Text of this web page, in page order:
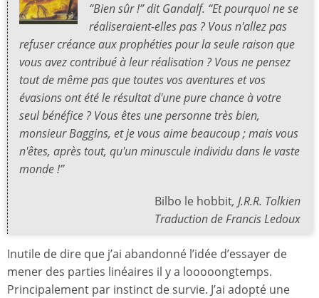
“Bien sûr !” dit Gandalf. “Et pourquoi ne se
réaliseraient-elles pas ? Vous n'allez pas
refuser créance aux prophéties pour la seule raison que
vous avez contribué à leur réalisation ? Vous ne pensez
tout de même pas que toutes vos aventures et vos
évasions ont été le résultat d'une pure chance à votre
seul bénéfice ? Vous êtes une personne très bien,
monsieur Baggins, et je vous aime beaucoup ; mais vous
n'êtes, après tout, qu'un minuscule individu dans le vaste
monde !”
Bilbo le hobbit, J.R.R. Tolkien
Traduction de Francis Ledoux
Inutile de dire que j’ai abandonné l’idée d’essayer de
mener des parties linéaires il y a looooongtemps.
Principalement par instinct de survie. J’ai adopté une